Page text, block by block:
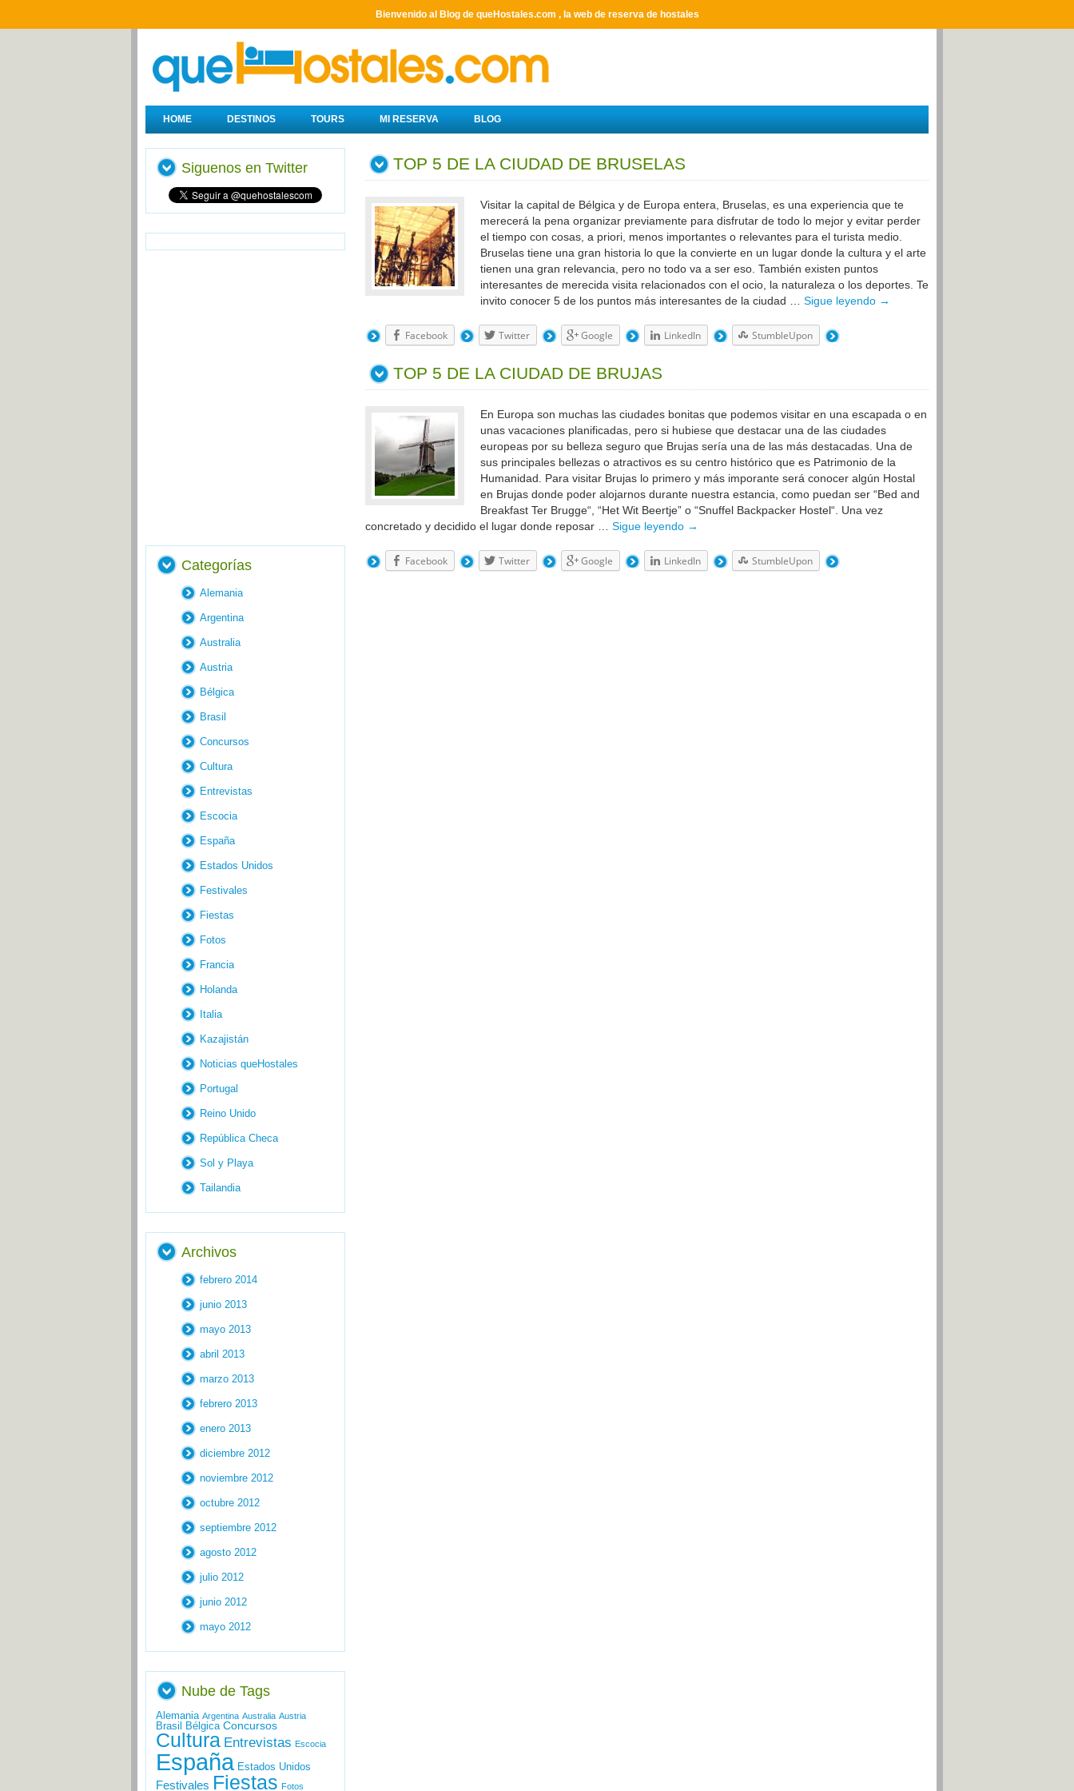
Bienvenido al Blog de queHostales.com , la web de reserva de hostales
HOME DESTINOS TOURS MI RESERVA BLOG
TOP 5 DE LA CIUDAD DE BRUSELAS
Visitar la capital de Bélgica y de Europa entera, Bruselas, es una experiencia que te
merecerá la pena organizar previamente para disfrutar de todo lo mejor y evitar perder
el tiempo con cosas, a priori, menos importantes o relevantes para el turista medio.
Bruselas tiene una gran historia lo que la convierte en un lugar donde la cultura y el arte
tienen una gran relevancia, pero no todo va a ser eso. También existen puntos
interesantes de merecida visita relacionados con el ocio, la naturaleza o los deportes. Te
invito conocer 5 de los puntos más interesantes de la ciudad … Sigue leyendo →
Facebook Twitter Google LinkedIn StumbleUpon
TOP 5 DE LA CIUDAD DE BRUJAS
En Europa son muchas las ciudades bonitas que podemos visitar en una escapada o en
unas vacaciones planificadas, pero si hubiese que destacar una de las ciudades
europeas por su belleza seguro que Brujas sería una de las más destacadas. Una de
sus principales bellezas o atractivos es su centro histórico que es Patrimonio de la
Humanidad. Para visitar Brujas lo primero y más imporante será conocer algún Hostal
en Brujas donde poder alojarnos durante nuestra estancia, como puedan ser “Bed and
Breakfast Ter Brugge“, “Het Wit Beertje” o “Snuffel Backpacker Hostel“. Una vez
concretado y decidido el lugar donde reposar … Sigue leyendo →
Facebook Twitter Google LinkedIn StumbleUpon
Siguenos en Twitter
Categorías
Alemania
Argentina
Australia
Austria
Bélgica
Brasil
Concursos
Cultura
Entrevistas
Escocia
España
Estados Unidos
Festivales
Fiestas
Fotos
Francia
Holanda
Italia
Kazajistán
Noticias queHostales
Portugal
Reino Unido
República Checa
Sol y Playa
Tailandia
Archivos
febrero 2014
junio 2013
mayo 2013
abril 2013
marzo 2013
febrero 2013
enero 2013
diciembre 2012
noviembre 2012
octubre 2012
septiembre 2012
agosto 2012
julio 2012
junio 2012
mayo 2012
Nube de Tags
Alemania Argentina Australia Austria
Brasil Bélgica Concursos
Cultura Entrevistas Escocia
España Estados Unidos
Festivales Fiestas Fotos